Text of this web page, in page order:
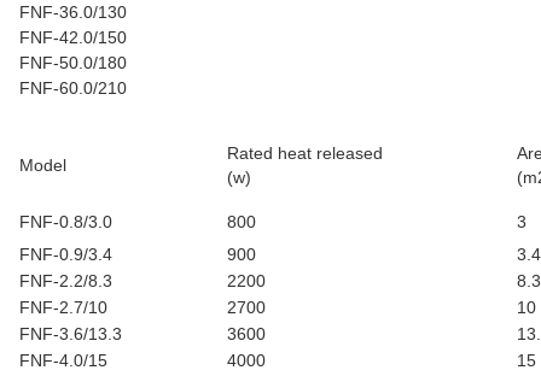
FNF-36.0/130
FNF-42.0/150
FNF-50.0/180
FNF-60.0/210
Model
Rated heat released
(w)
FNF-0.8/3.0 800
3
FNF-0.9/3.4
900
3.4
FNF-2.2/8.3
2200
8.3
FNF-2.7/10
2700
10
FNF-3.6/13.3
3600
FNF-4.0/15
4000
15